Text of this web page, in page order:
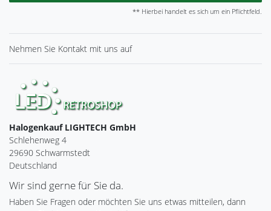
** Hierbei handelt es sich um ein Pflichtfeld.
Nehmen Sie Kontakt mit uns auf
Halogenkauf LIGHTECH GmbH
Schlehenweg 4
29690 Schwarmstedt
Deutschland
Wir sind gerne für Sie da.
Haben Sie Fragen oder möchten Sie uns etwas mitteilen, dann